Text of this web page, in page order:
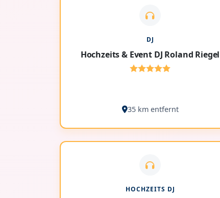
DJ
Hochzeits & Event DJ Roland Riegel
35 km entfernt
HOCHZEITS DJ